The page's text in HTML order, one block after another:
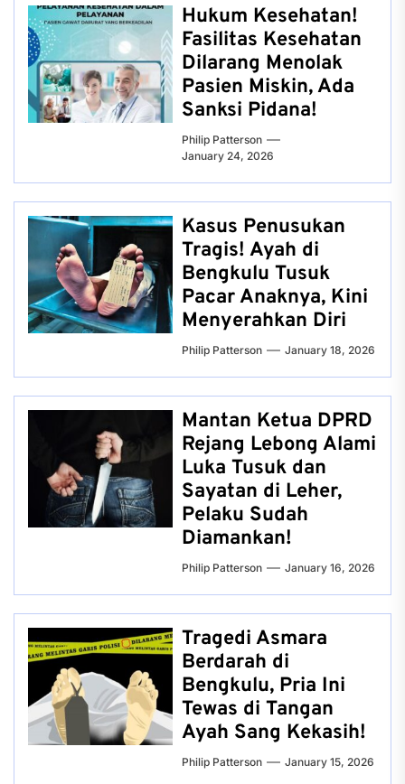
Hukum Kesehatan!
Fasilitas Kesehatan
Dilarang Menolak
Pasien Miskin, Ada
Sanksi Pidana!
Philip Patterson
January 24, 2026
Kasus Penusukan
Tragis! Ayah di
Bengkulu Tusuk
Pacar Anaknya, Kini
Menyerahkan Diri
Philip Patterson January 18, 2026
Mantan Ketua DPRD
Rejang Lebong Alami
Luka Tusuk dan
Sayatan di Leher,
Pelaku Sudah
Diamankan!
Philip Patterson January 16, 2026
Tragedi Asmara
Berdarah di
Bengkulu, Pria Ini
Tewas di Tangan
Ayah Sang Kekasih!
Philip Patterson January 15, 2026